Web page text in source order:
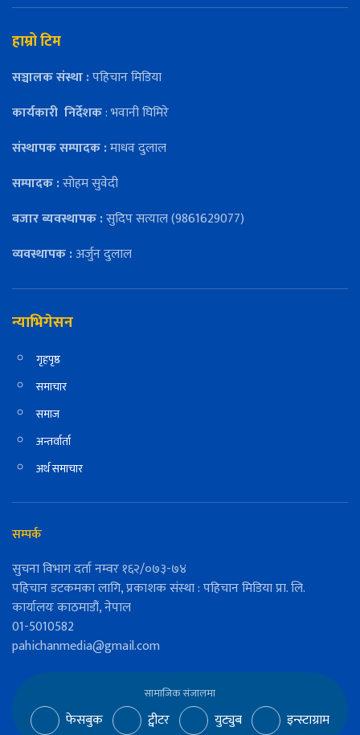
हाम्रो टिम
सञ्चालक संस्था :पहिचान मिडिया
कार्यकारी निर्देशक: भवानी घिमिरे
संस्थापक सम्पादक :माधव दुलाल
सम्पादक :सोहम सुवेदी
बजार ब्यवस्थापक :सुदिप सत्याल (9861629077)
व्यवस्थापक :अर्जुन दुलाल
न्याभिगेसन
गृहपृष्ठ
समाचार
समाज
अन्तर्वार्ता
अर्थ समाचार
सम्पर्क
सुचना विभाग दर्ता नम्वर १६२/०७३-७४
पहिचान डटकमका लागि, प्रकाशक संस्था : पहिचान मिडिया प्रा. लि.
कार्यालयः काठमाडौं, नेपाल
01-5010582
pahichanmedia@gmail.com
सामाजिक संजालमा
फेसबुक ट्वीटर युट्युब इन्स्टाग्राम